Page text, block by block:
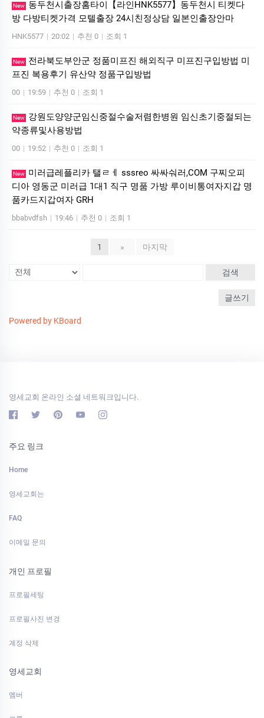
New
동두천시출장홈타이【라인HNK5577】동두천시 티켓다
방 다방티켓가격 모텔출장 24시친정상담 일본인출장안마
HNK5577 | 20:02 | 추천 0 | 조회 1
New
전라북도부안군 정품미프진 해외직구 미프진구입방법 미
프진 복용후기 유산약 정품구입방법
00 | 19:59 | 추천 0 | 조회 1
New
강원도양양군임신중절수술저렴한병원 임신초기중절되는
약종류및사용방법
00 | 19:52 | 추천 0 | 조회 1
New
미러급레플리카 탤ㄹㅔ sssreo 싸싸숴러,COM 구찌오피
디아 영동군 미러급 1대1 직구 명품 가방 루이비통여자지갑 명
품카드지갑여자 GRH
bbabvdfsh | 19:46 | 추천 0 | 조회 1
1 » 마지막
검색
글쓰기
Powered by KBoard
영세교회 온라인 소셜 네트워크입니다.
주요 링크
Home
영세교회는
FAQ
이메일 문의
개인 프로필
프로필세팅
프로필사진 변경
계정 삭제
영세교회
멤버